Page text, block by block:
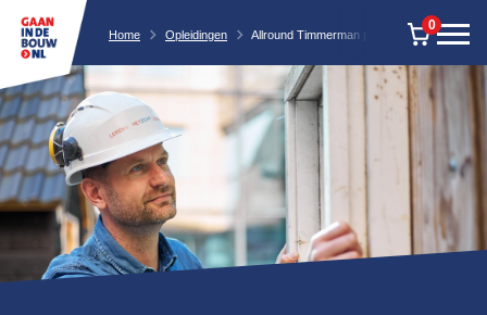
0
Home Opleidingen Allround Timmerman prefab (OT)